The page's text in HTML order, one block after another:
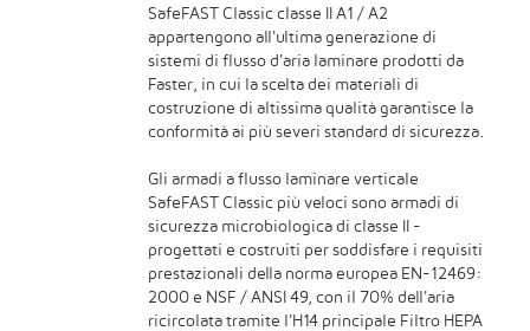
SafeFAST Classic classe II A1 / A2
appartengono all'ultima generazione di
sistemi di flusso d'aria laminare prodotti da
Faster, in cui la scelta dei materiali di
costruzione di altissima qualità garantisce la
conformità ai più severi standard di sicurezza.
Gli armadi a flusso laminare verticale
SafeFAST Classic più veloci sono armadi di
sicurezza microbiologica di classe II -
progettati e costruiti per soddisfare i requisiti
prestazionali della norma europea EN-12469:
2000 e NSF / ANSI 49, con il 70% dell'aria
ricircolata tramite l'H14 principale Filtro HEPA